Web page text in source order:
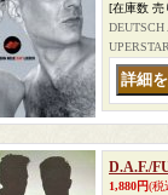
[在庫数 売
D.A.F./
1,880円(税